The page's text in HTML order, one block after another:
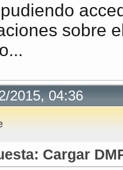
sobre
2015, 04:36
Cargar